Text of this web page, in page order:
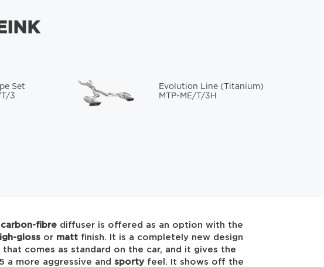
Set
3
Evolution Line (Titanium)
MTP-ME/T/3H
carbon-fibre diffuser is offered as an option with the
gloss or matt finish. It is a completely new design
comes as standard on the car, and it gives the
a more aggressive and sporty feel. It shows off the